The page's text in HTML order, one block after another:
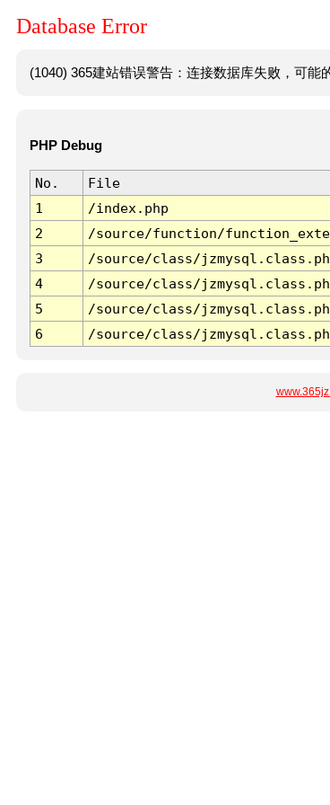
Database Error
(1040) 365建站错误警告：连接数据库失败，可能
PHP Debug
No. File
1
/index.php
2
/source/function/
3
/source/class/
4
/source/class/
5
/source/class/
6
/source/class/